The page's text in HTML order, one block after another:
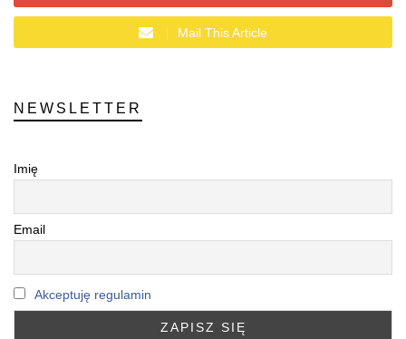
Mail This Article
NEWSLETTER
Imię
Email
Akceptuję regulamin